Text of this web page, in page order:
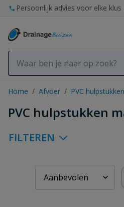
Ga naar de inhoud
Persoonlijk advies voor elke klus
Op werkdagen voor 15:00 uur
Home / Afvoer / PVC
PVC hulpstukken
FILTEREN